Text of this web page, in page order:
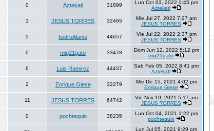
0 Aztekatl 31899
Lun Oct 03, 2022 1:45 pm
Aztekatl
1 JESUS TORRES 32465
Mie Jul 27, 2022 7:27 am
JESUS TORRES
5 IsidroAlanis 44657
Vie Jul 22, 2022 2:37 pm
JESUS TORRES
0 mig21gato 33478
Dom Jun 12, 2022 5:12 pm
mig21gato
6 Luis Ramirez 44437
Sab Feb 05, 2022 8:41 pm
Aztekatl
2 Enrique Giese 32279
Mie Dic 15, 2021 4:02 pm
Enrique Giese
11 JESUS TORRES 64742
Vie Nov 19, 2021 5:17 am
JESUS TORRES
0 pochtequin 38235
Lun Oct 04, 2021 1:22 pm
pochtequin
Lun Jul 05, 2021 9:29 pm